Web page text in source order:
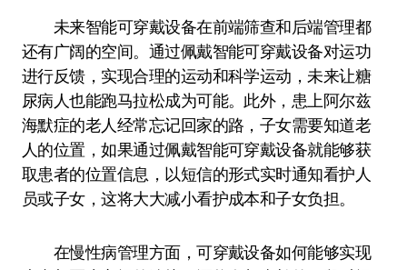
未来智能可穿戴设备在前端筛查和后端管理都
还有广阔的空间。通过佩戴智能可穿戴设备对运功
进行反馈，实现合理的运动和科学运动，未来让糖
尿病人也能跑马拉松成为可能。此外，患上阿尔兹
海默症的老人经常忘记回家的路，子女需要知道老
人的位置，如果通过佩戴智能可穿戴设备就能够获
取患者的位置信息，以短信的形式实时通知看护人
员或子女，这将大大减小看护成本和子女负担。
在慢性病管理方面，可穿戴设备如何能够实现